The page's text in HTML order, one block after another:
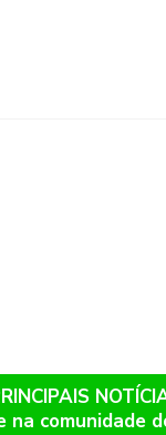
na comunidade